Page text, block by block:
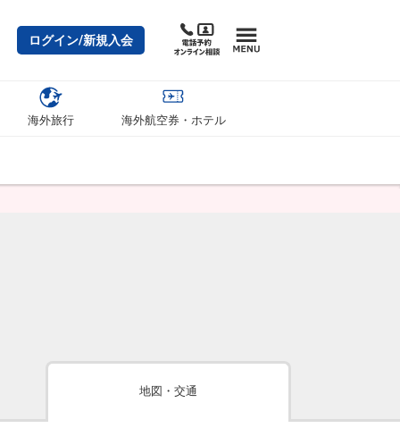
ログイン/新規入会
海外旅行 海外航空券・ホテル
地図・交通